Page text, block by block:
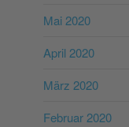
Mai 2020
April 2020
März 2020
Februar 2020